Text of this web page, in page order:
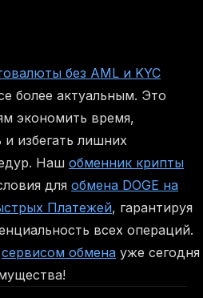
без AML и KYC
более актуальным. Это
экономить время,
избегать лишних
Наш обменник крипты
для обмена DOGE на
Платежей, гарантируя
всех операций.
сервисом обмена уже сегодня